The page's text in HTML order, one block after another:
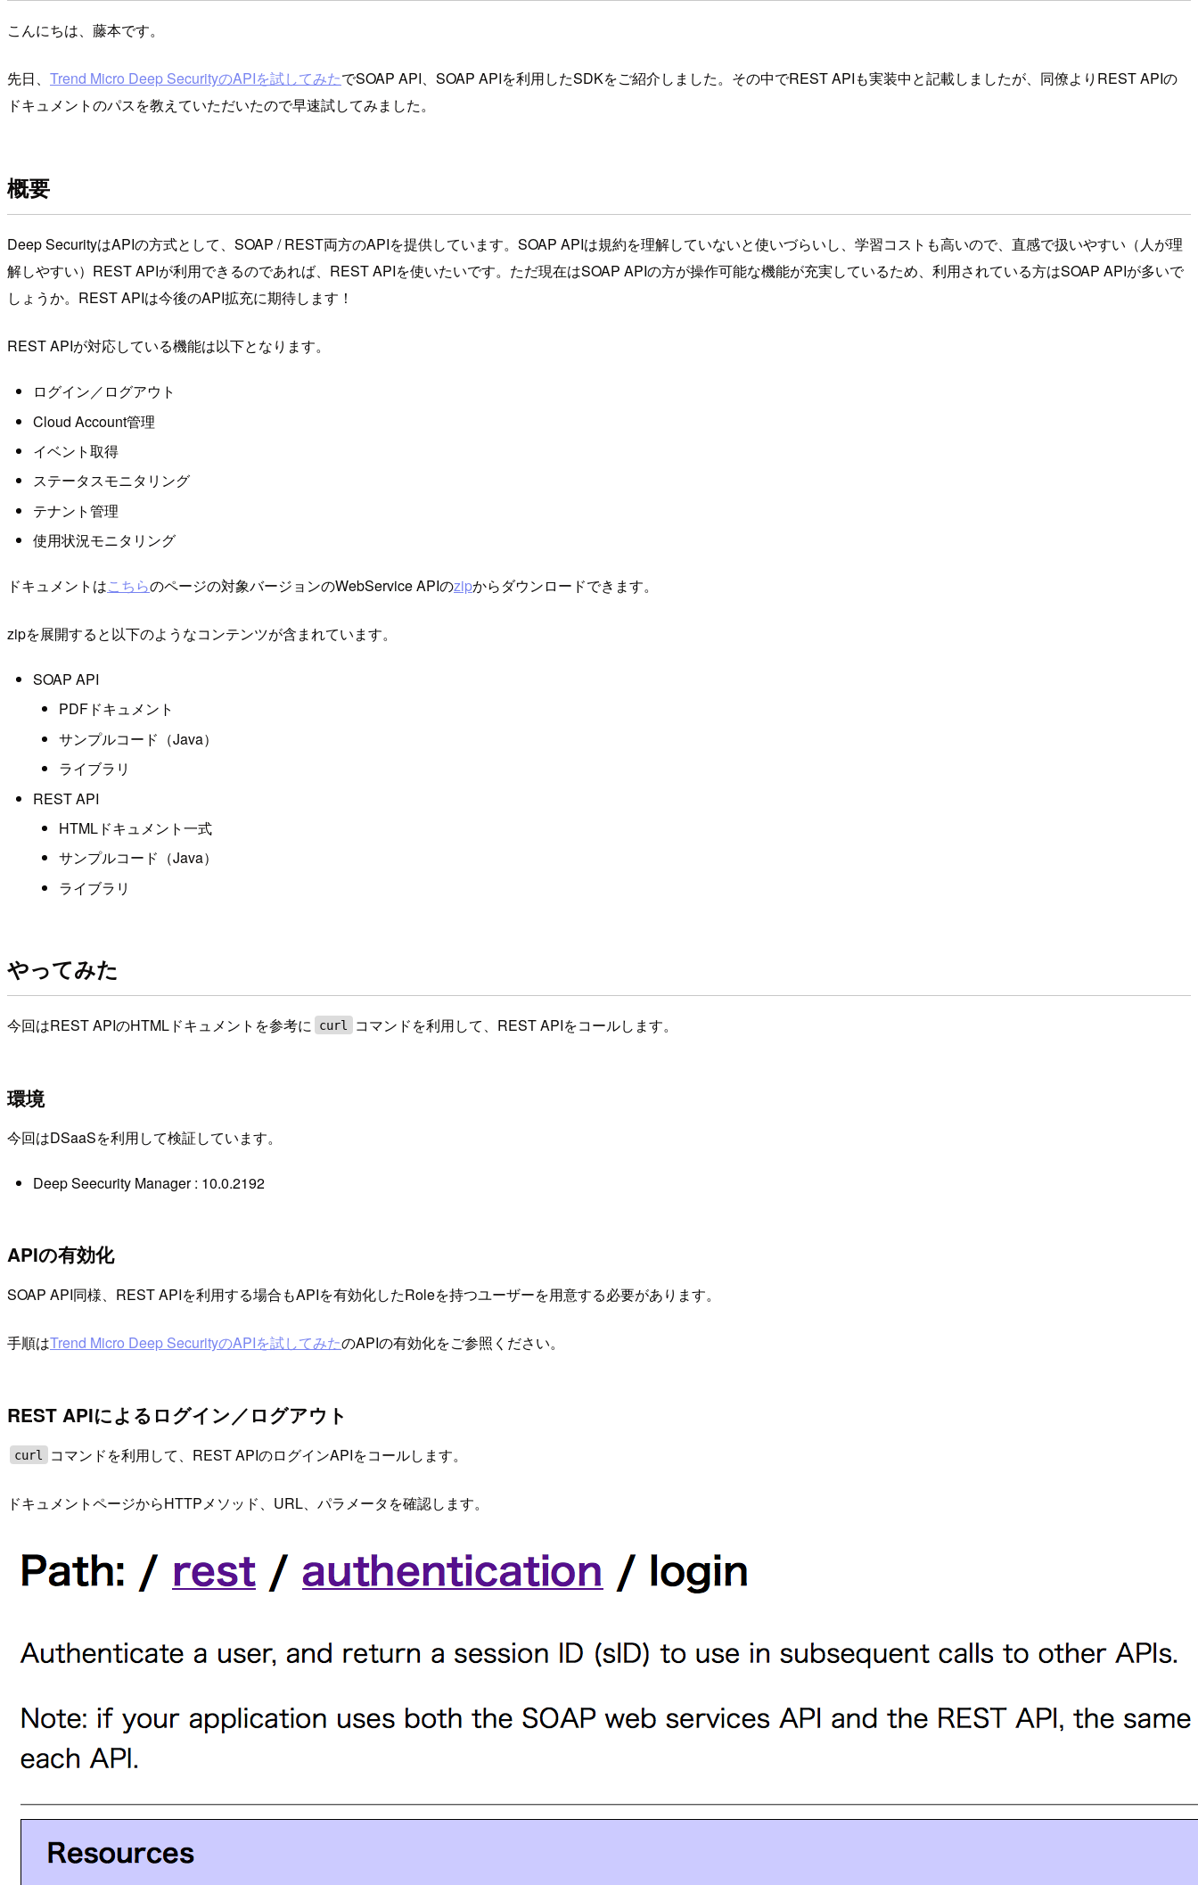
こんにちは、藤本です。
先日、 Trend Micro Deep SecurityのAPIを試してみたでSOAP API、SOAP APIを利用したSDKをご紹介しました。その中でREST APIも実装中と記載しましたが、同僚よりREST APIの
ドキュメントのパスを教えていただいたので早速試してみました。
概要
Deep SecurityはAPIの方式として、SOAP / REST両方のAPIを提供しています。SOAP APIは規約を理解していないと使いづらいし、学習コストも高いので、直感で扱いやすい（人が理
解しやすい）REST APIが利用できるのであれば、REST APIを使いたいです。ただ現在はSOAP APIの方が操作可能な機能が充実しているため、利用されている方はSOAP APIが多いで
しょうか。REST APIは今後のAPI拡充に期待します！
REST APIが対応している機能は以下となります。
ログイン／ログアウト
Cloud Account管理
イベント取得
ステータスモニタリング
テナント管理
使用状況モニタリング
ドキュメントはこちらのページの対象バージョンのWebService APIのzipからダウンロードできます。
zipを展開すると以下のようなコンテンツが含まれています。
SOAP API
PDFドキュメント
サンプルコード（Java）
ライブラリ
REST API
HTMLドキュメント一式
サンプルコード（Java）
ライブラリ
やってみた
今回はREST APIのHTMLドキュメントを参考に curl コマンドを利用して、REST APIをコールします。
環境
今回はDSaaSを利用して検証しています。
Deep Seecurity Manager : 10.0.2192
APIの有効化
SOAP API同様、REST APIを利用する場合もAPIを有効化したRoleを持つユーザーを用意する必要があります。
手順はTrend Micro Deep SecurityのAPIを試してみたのAPIの有効化をご参照ください。
REST APIによるログイン／ログアウト
curl コマンドを利用して、REST APIのログインAPIをコールします。
ドキュメントページからHTTPメソッド、URL、パラメータを確認します。